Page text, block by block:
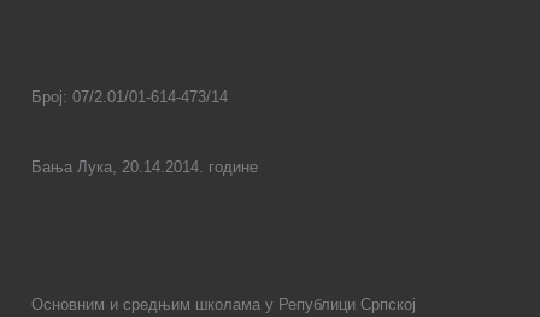
Број: 07/2.01/01-614-473/14
Бања Лука, 20 14 .2014 . године
Основним и средњим школама у Републици Српској